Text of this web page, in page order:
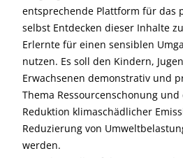
entsprechende Plattform für das
selbst Entdecken dieser Inhalte
Erlernte für einen sensiblen
nutzen. Es soll den Kindern,
Erwachsenen demonstrativ und
Thema Ressourcenschonung
Reduktion klimaschädlicher
Reduzierung von
werden.